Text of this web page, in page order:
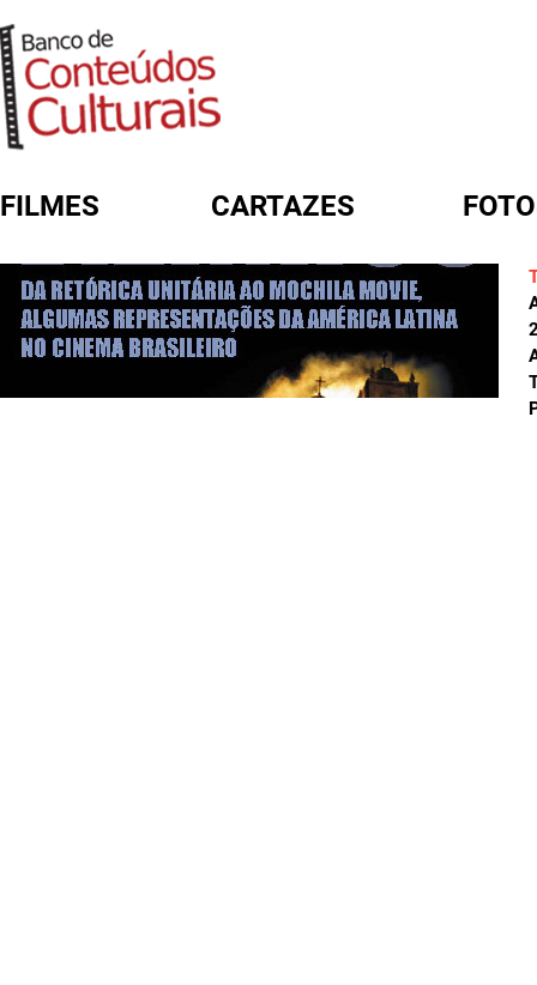
FILMES CARTAZES
FORMULÁRIO DE BUSCA